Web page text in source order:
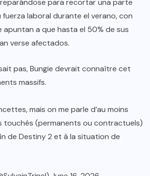
para recortar una parte
laboral durante el verano, con
apuntan a que hasta el 50% de sus
verse afectados.
pas, Bungie devrait connaître cet
massifs.
mais on me parle d’au moins
touchés (permanents ou contractuels)
de Destiny 2 et à la situation de